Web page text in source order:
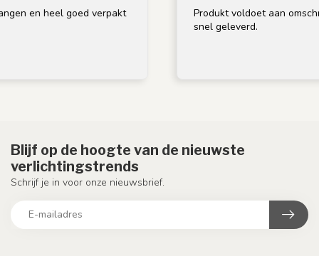
heel goed verpakt
Produkt voldoet aan omschrijving,
snel geleverd.
Blijf op de hoogte van de nieuwste
verlichtingstrends
Schrijf je in voor onze nieuwsbrief.